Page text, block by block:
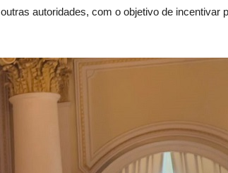
autoridades, com o objetivo de incentivar